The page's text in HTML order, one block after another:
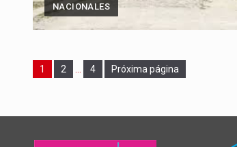
NACIONALES
Page
1 Page
2 Page
4 Próxima página